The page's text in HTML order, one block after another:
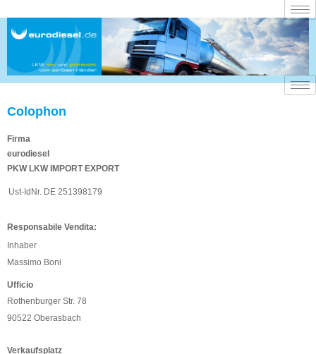
contenuto
Colophon
Firma
eurodiesel
PKW LKW IMPORT EXPORT
Ust-IdNr. DE 251398179
Responsabile Vendita:
Inhaber
Massimo Boni
Ufficio
Rothenburger Str. 78
90522 Oberasbach
Verkaufsplatz